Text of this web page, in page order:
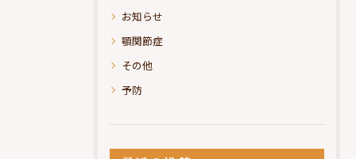
お知らせ
顎関節症
その他
予防